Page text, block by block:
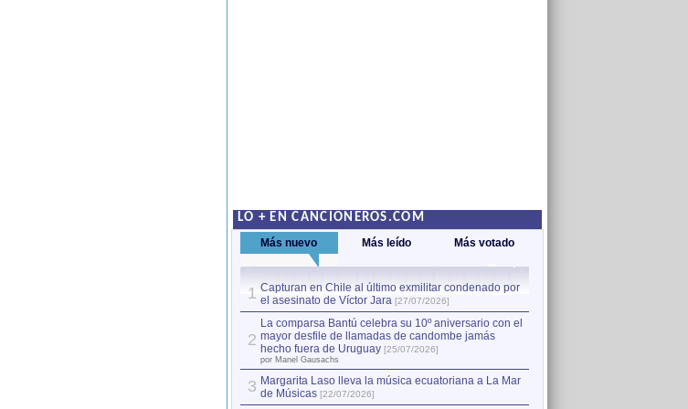
LO + EN CANCIONEROS.COM
Más nuevo Más leído Más votado
1 Capturan en Chile al último exmilitar condenado por
el asesinato de Víctor Jara [27/07/2026]
2
La comparsa Bantú celebra su 10º aniversario con el
mayor desfile de llamadas de candombe jamás
hecho fuera de Uruguay [25/07/2026]
por Manel Gausachs
3 Margarita Laso lleva la música ecuatoriana a La Mar
de Músicas [22/07/2026]